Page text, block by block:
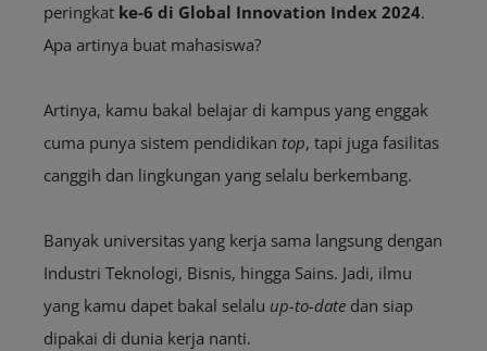
peringkat ke-6 di Global Innovation Index 2024.
Apa artinya buat mahasiswa?
Artinya, kamu bakal belajar di kampus yang enggak
cuma punya sistem pendidikan top, tapi juga fasilitas
canggih dan lingkungan yang selalu berkembang.
Banyak universitas yang kerja sama langsung dengan
Industri Teknologi, Bisnis, hingga Sains. Jadi, ilmu
yang kamu dapet bakal selalu up-to-date dan siap
dipakai di dunia kerja nanti.